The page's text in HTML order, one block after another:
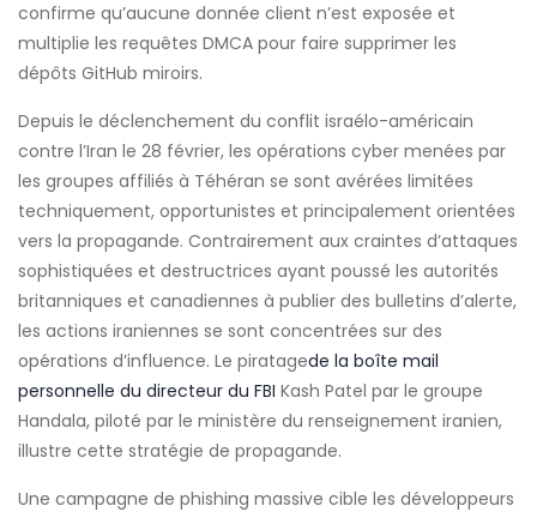
confirme qu’aucune donnée client n’est exposée et
multiplie les requêtes DMCA pour faire supprimer les
dépôts GitHub miroirs.
Depuis le déclenchement du conflit israélo-américain
contre l’Iran le 28 février, les opérations cyber menées par
les groupes affiliés à Téhéran se sont avérées limitées
techniquement, opportunistes et principalement orientées
vers la propagande. Contrairement aux craintes d’attaques
sophistiquées et destructrices ayant poussé les autorités
britanniques et canadiennes à publier des bulletins d’alerte,
les actions iraniennes se sont concentrées sur des
opérations d’influence. Le piratagede la boîte mail
personnelle du directeur du FBI Kash Patel par le groupe
Handala, piloté par le ministère du renseignement iranien,
illustre cette stratégie de propagande.
Une campagne de phishing massive cible les développeurs